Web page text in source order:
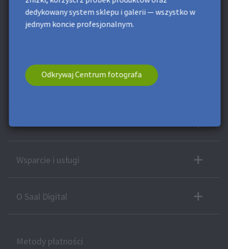
dedykowany system sklepu i galerii — wszystko w
jednym koncie profesjonalnym.
Odkrywaj Centrum fotografa
polityki prywatności . W dowolnej chwili możesz
zrezygnować z subskrypcji.
* To pole jest wymagane. **Minimalna wartość zamówienia 50
Więcej produktów
Profi info
Wsparcie i usługi
O Saal Digital
Metody płatności